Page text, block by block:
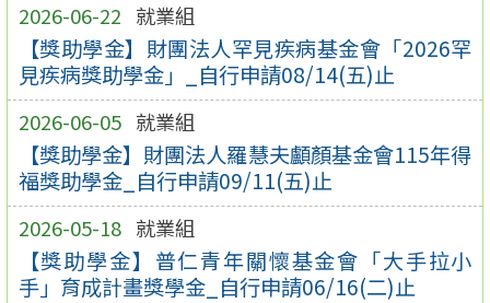
2026-06-22 就業組
【獎助學金】財團法人罕見疾病基金會「2026罕
見疾病獎助學金」_自行申請08/14(五)止
2026-06-05 就業組
【獎助學金】財團法人羅慧夫顱顏基金會115年得
福獎助學金_自行申請09/11(五)止
2026-05-18 就業組
【獎助學金】普仁青年關懷基金會「大手拉小
手」育成計畫獎學金_自行申請06/16(二)止